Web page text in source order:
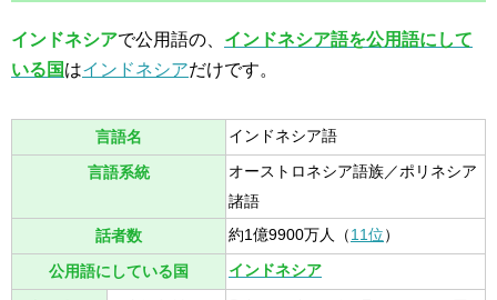
インドネシアで公用語の、 インドネシア語を公用語にして
いる国はインドネシアだけです。
言語名 インドネシア語
言語系統
オーストロネシア語族／ポリネシア
諸語
話者数 約1億9900万人（11位）
公用語にしている国 インドネシア